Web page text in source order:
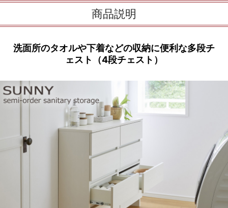
商品説明
洗面所のタオルや下着などの収納に便利な多段チ
ェスト（4段チェスト）